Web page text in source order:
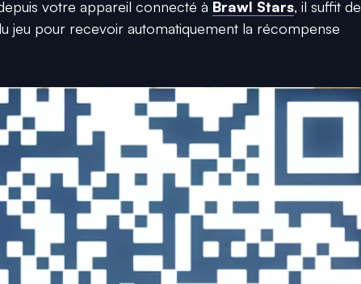
votre appareil connecté à Brawl Stars, il suffit de
jeu pour recevoir automatiquement la récompense